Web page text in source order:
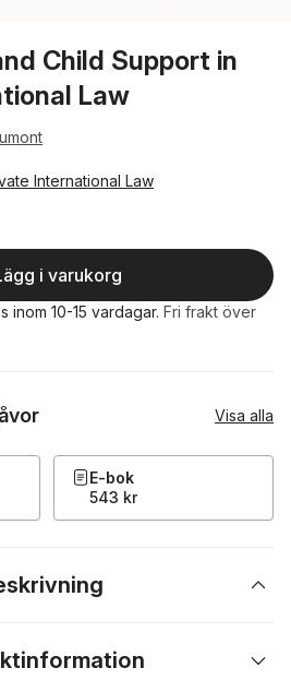
Child Support in
Law
International Law
i varukorg
inom 10-15 vardagar. Fri frakt över
Visa alla
E-bok
543 kr